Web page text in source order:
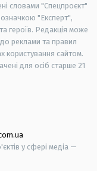
словами "Спецпроєкт"
"Експерт",
героїв. Редакція може
реклами та правил
користування сайтом.
для осіб старше 21
у сфері медіа —